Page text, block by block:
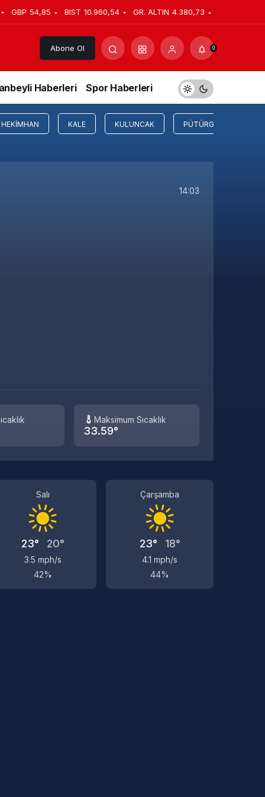
GBP 54,85 BIST 10.960,54 GR. ALTIN 4.380,73
Abone Ol 0
Haberleri Spor Haberleri
HEKIMHAN KALE KULUNCAK PÜTÜRGE
14:03
Maksimum Sıcaklık
33.59°
Salı
23° 20°
3.5 mph/s
42%
Çarşamba
23° 18°
4.1 mph/s
44%